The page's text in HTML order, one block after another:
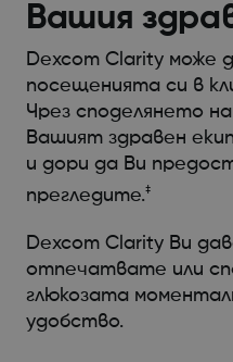
Вашия
Dexcom Clarity може
посещенията си в
Чрез споделянето
Вашият здравен
и дори да Ви
прегледите.‡
Dexcom Clarity Ви
отпечатвате или
глюкозата
удобство.